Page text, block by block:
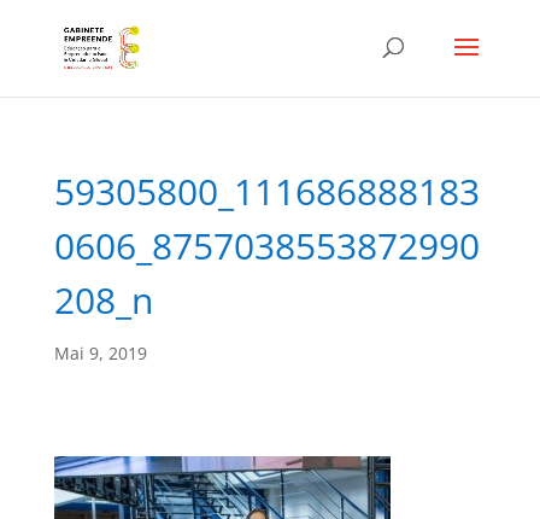
59305800_111686888183
0606_8757038553872990
208_n
Mai 9, 2019